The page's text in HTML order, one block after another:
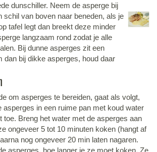
dunschiller. Neem de asperge bij
schil van boven naar beneden, als je
tafel legt dan breekt deze minder
langzaam rond zodat je alle
Bij dunne asperges zit een
dan bij dikke asperges, houd daar
om asperges te bereiden, gaat als volgt,
asperges in een ruime pan met koud water
toe. Breng het water met de asperges aan
ongeveer 5 tot 10 minuten koken (hangt af
nog ongeveer 20 min laten nagaren.
asperges, hoe langer je ze moet koken. Ze